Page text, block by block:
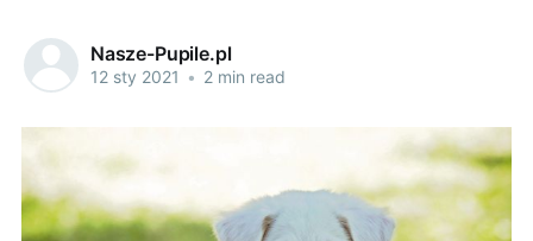
Nasze-Pupile.pl
12 sty 2021 • 2 min read